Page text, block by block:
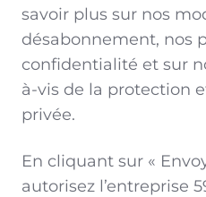
savoir plus sur nos
désabonnement, nos
confidentialité et sur
à-vis de la protection
privée.
En cliquant sur «
autorisez l’entreprise